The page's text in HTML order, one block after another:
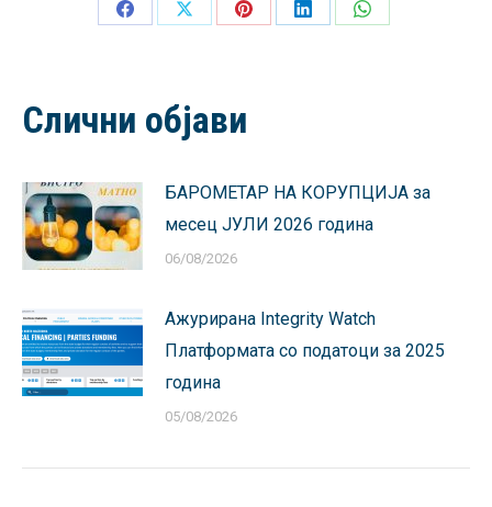
Share
Share
Share
Share
Share
Слични објави
БАРОМЕТАР НА КОРУПЦИЈА за
месец ЈУЛИ 2026 година
06/08/2026
Ажурирана Integrity Watch
Платформата со податоци за 2025
година
05/08/2026